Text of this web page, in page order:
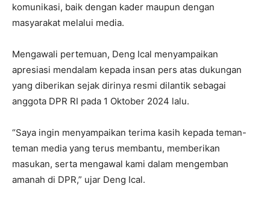
komunikasi, baik dengan kader maupun dengan
masyarakat melalui media.
Mengawali pertemuan, Deng Ical menyampaikan
apresiasi mendalam kepada insan pers atas dukungan
yang diberikan sejak dirinya resmi dilantik sebagai
anggota DPR RI pada 1 Oktober 2024 lalu.
“Saya ingin menyampaikan terima kasih kepada teman-
teman media yang terus membantu, memberikan
masukan, serta mengawal kami dalam mengemban
amanah di DPR,” ujar Deng Ical.